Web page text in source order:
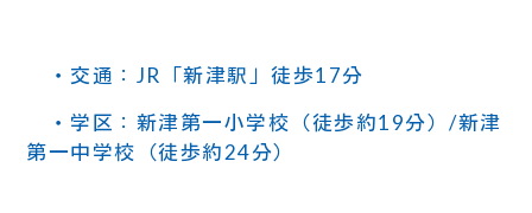
・交通：JR「新津駅」徒歩17分
・学区：新津第一小学校（徒歩約19分）/新津
第一中学校（徒歩約24分）